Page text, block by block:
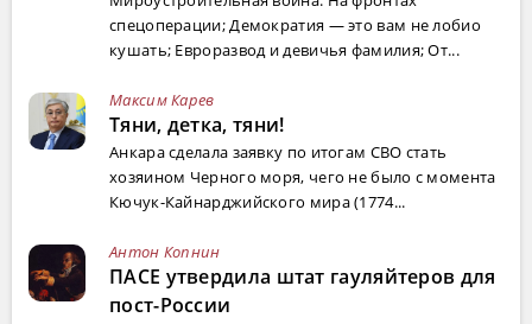
спецоперации; Демократия — это вам не лобио
кушать; Евроразвод и девичья фамилия; От...
Максим Карев
Тяни, детка, тяни!
Анкара сделала заявку по итогам СВО стать
хозяином Черного моря, чего не было с момента
Кючук-Кайнарджийского мира (1774...
Антон Копнин
ПАСЕ утвердила штат гауляйтеров для
пост-России